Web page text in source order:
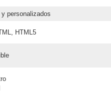
personalizados
HTML5